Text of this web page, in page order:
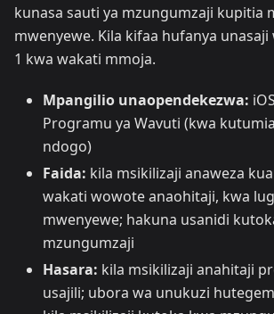
kunasa sauti ya mzungumzaji kupitia
mwenyewe. Kila kifaa hufanya unasaji
1 kwa wakati mmoja.
Mpangilio unaopendekezwa:
Programu ya Wavuti (kwa
ndogo)
Faida: kila msikilizaji anaweza
wakati wowote anaohitaji, kwa
mwenyewe; hakuna usanidi
mzungumzaji
Hasara: kila msikilizaji anahitaji
usajili; ubora wa unukuzi